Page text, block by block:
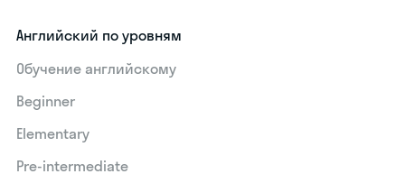
Английский по уровням
Обучение английскому
Beginner
Elementary
Pre-intermediate